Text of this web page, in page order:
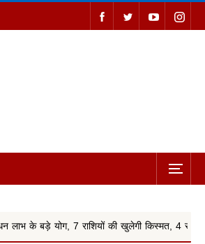
की खुलेगी किस्मत, 4 राशियों को रहना ...